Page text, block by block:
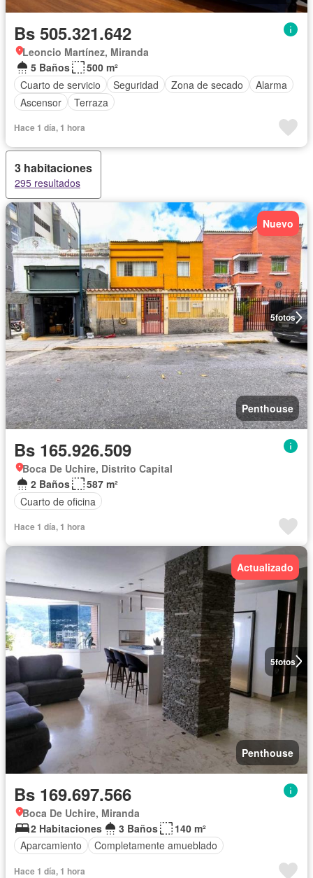
Bs 505.321.642
Leoncio Martínez, Miranda
5 Baños
500 m²
Cuarto de servicio
Seguridad Zona de secado
Alarma
Ascensor
Terraza
Hace 1 día, 1 hora
3 habitaciones
295 resultados
5fotos
Nuevo
Penthouse
Bs 165.926.509
Boca De Uchire, Distrito Capital
2 Baños
587 m²
Cuarto de oficina
Hace 1 día, 1 hora
5fotos
Actualizado
Penthouse
Bs 169.697.566
Boca De Uchire, Miranda
2 Habitaciones
3 Baños
140 m²
Aparcamiento
Completamente amueblado
Hace 1 día, 1 hora